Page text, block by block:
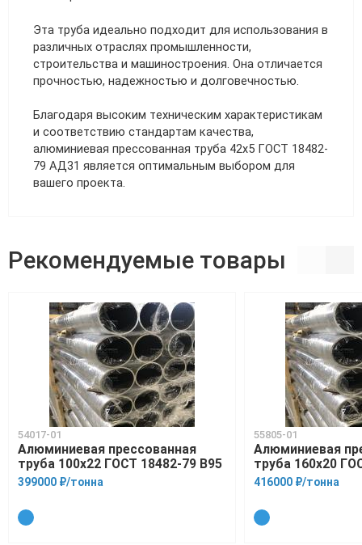
Эта труба идеально подходит для использования в
различных отраслях промышленности,
строительства и машиностроения. Она отличается
прочностью, надежностью и долговечностью.
Благодаря высоким техническим характеристикам
и соответствию стандартам качества,
алюминиевая прессованная труба 42х5 ГОСТ 18482-
79 АД31 является оптимальным выбором для
вашего проекта.
Рекомендуемые товары
54017-01
Алюминиевая прессованная
труба 100х22 ГОСТ 18482-79 В95
399000 ₽/тонна
55805-01
Алюминиевая
труба 160х20
416000 ₽/тонна